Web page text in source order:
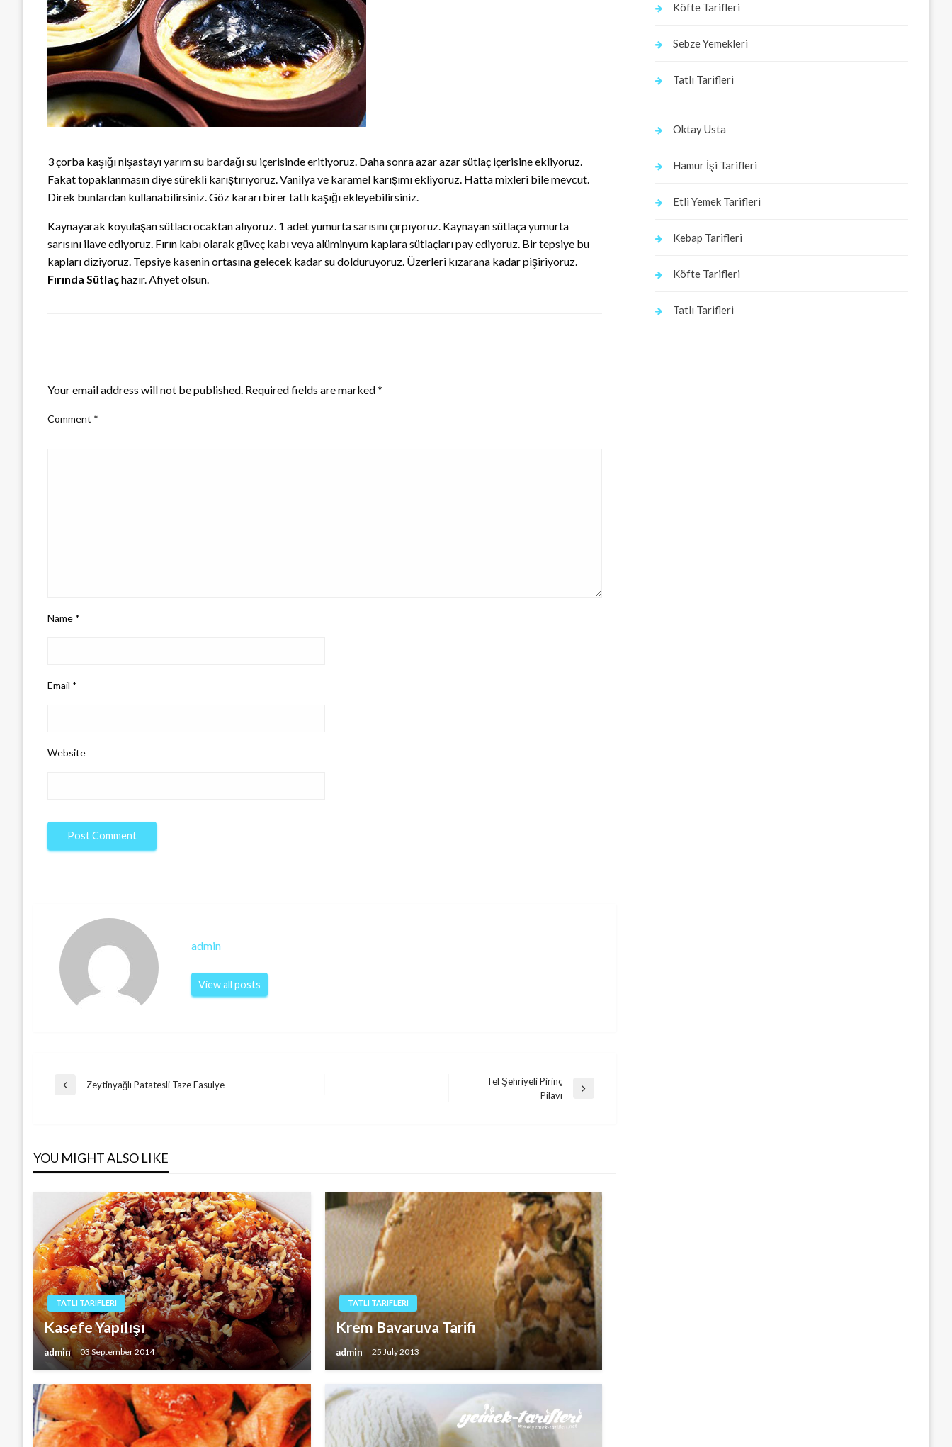
3 çorba kaşığı nişastayı yarım su bardağı su içerisinde eritiyoruz. Daha sonra azar azar sütlaç içerisine ekliyoruz.
Fakat topaklanmasın diye sürekli karıştırıyoruz. Vanilya ve karamel karışımı ekliyoruz. Hatta mixleri bile mevcut.
Direk bunlardan kullanabilirsiniz. Göz kararı birer tatlı kaşığı ekleyebilirsiniz.
Kaynayarak koyulaşan sütlacı ocaktan alıyoruz. 1 adet yumurta sarısını çırpıyoruz. Kaynayan sütlaça yumurta
sarısını ilave ediyoruz. Fırın kabı olarak güveç kabı veya alüminyum kaplara sütlaçları pay ediyoruz. Bir tepsiye bu
kapları diziyoruz. Tepsiye kasenin ortasına gelecek kadar su dolduruyoruz. Üzerleri kızarana kadar pişiriyoruz.
Fırında Sütlaçhazır. Afiyet olsun.
Your email address will not be published. Required fields are marked*
Comment *
Name *
Email *
Website
admin
View all posts
Post
Previous
Zeytinyağlı Patatesli Taze Fasulye
Tel Şehriyeli Pirinç
Pilavı
YOU MIGHT ALSO LIKE
TATLI TARIFLERI
Kasefe Yapılışı
admin 03 September 2014
TATLI TARIFLERI
Krem Bavaruva Tarifi
admin 25 July 2013
Köfte Tarifleri
Sebze Yemekleri
Tatlı Tarifleri
Oktay Usta
Hamur İşi Tarifleri
Etli Yemek Tarifleri
Kebap Tarifleri
Köfte Tarifleri
Tatlı Tarifleri